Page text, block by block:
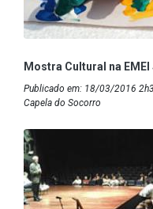
Mostra Cultural na
Publicado em: 18/03/2016
Capela do Socorro